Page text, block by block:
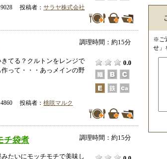
投稿者： サラヤ株式会社
調理時間：約15分
てる？クルトンをレンジで
って・・・あっメインの野
0.0
投稿者： 桃咲マルク
チ袋煮 調理時間：約15分
たいにモッチモチで美味し
※ご
せ」